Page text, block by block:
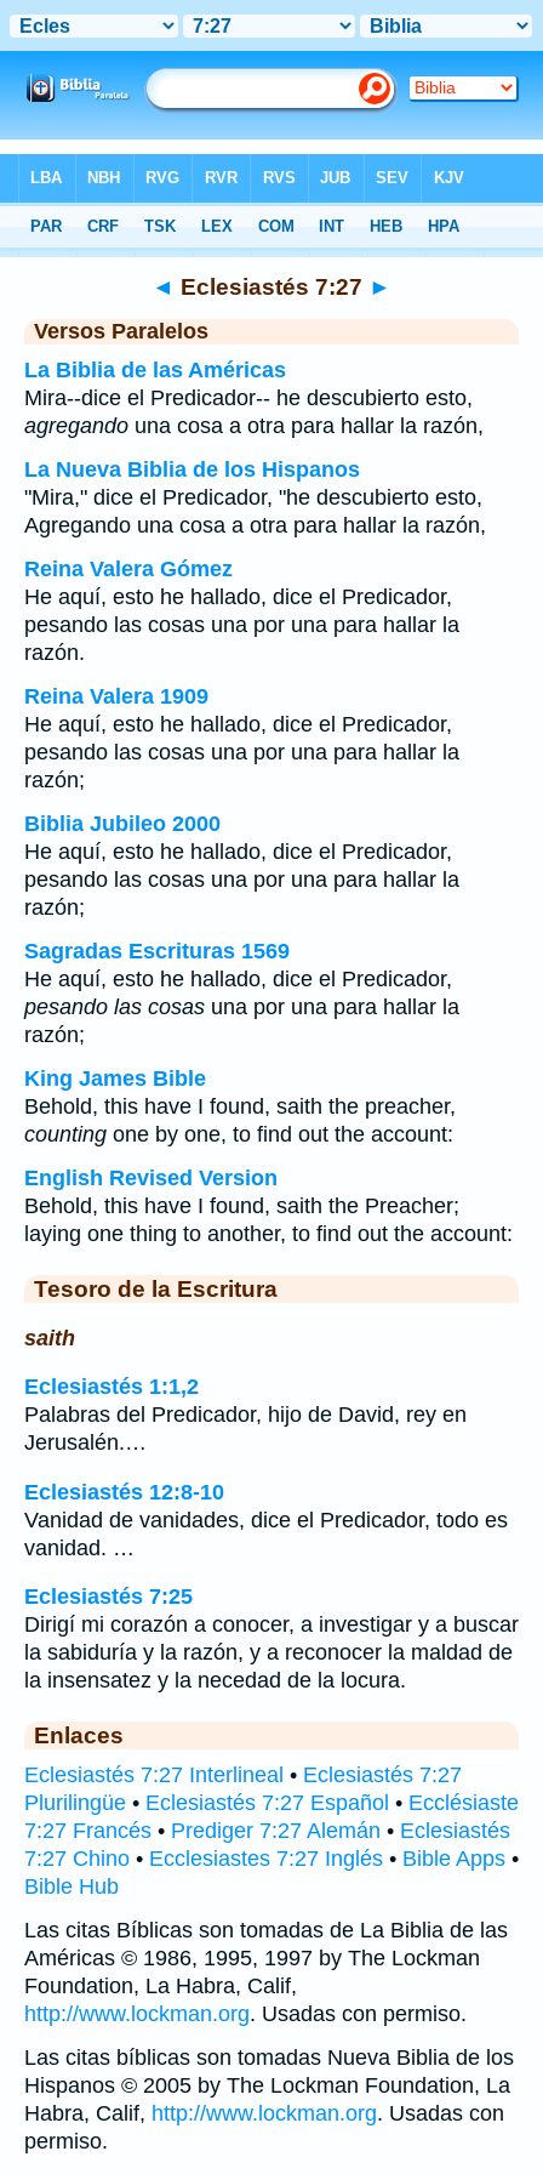
>Eclesiastés >Capítulo 7 > Verso 27
◄ Eclesiastés 7:27 ►
Versos Paralelos
La Biblia de las Américas
Mira--dice el Predicador-- he descubierto esto,
agregando una cosa a otra para hallar la razón,
La Nueva Biblia de los Hispanos
"Mira," dice el Predicador, "he descubierto esto,
Agregando una cosa a otra para hallar la razón,
Reina Valera Gómez
He aquí, esto he hallado, dice el Predicador,
pesando las cosas una por una para hallar la
razón.
Reina Valera 1909
He aquí, esto he hallado, dice el Predicador,
pesando las cosas una por una para hallar la
razón;
Biblia Jubileo 2000
He aquí, esto he hallado, dice el Predicador,
pesando las cosas una por una para hallar la
razón;
Sagradas Escrituras 1569
He aquí, esto he hallado, dice el Predicador,
pesando las cosas una por una para hallar la
razón;
King James Bible
Behold, this have I found, saith the preacher,
counting one by one, to find out the account:
English Revised Version
Behold, this have I found, saith the Preacher;
laying one thing to another, to find out the account:
Tesoro de la Escritura
saith
Eclesiastés 1:1,2
Palabras del Predicador, hijo de David, rey en
Jerusalén.…
Eclesiastés 12:8-10
Vanidad de vanidades, dice el Predicador, todo es
vanidad. …
Eclesiastés 7:25
Dirigí mi corazón a conocer, a investigar y a buscar
la sabiduría y la razón, y a reconocer la maldad de
la insensatez y la necedad de la locura.
Enlaces
Eclesiastés 7:27 Interlineal • Eclesiastés 7:27
Plurilingüe • Eclesiastés 7:27 Español • Ecclésiaste
7:27 Francés • Prediger 7:27 Alemán • Eclesiastés
7:27 Chino • Ecclesiastes 7:27 Inglés • Bible Apps •
Bible Hub
Las citas Bíblicas son tomadas de La Biblia de las
Américas © 1986, 1995, 1997 by The Lockman
Foundation, La Habra, Calif,
http://www.lockman.org. Usadas con permiso.
Las citas bíblicas son tomadas Nueva Biblia de los
Hispanos © 2005 by The Lockman Foundation, La
Habra, Calif, http://www.lockman.org. Usadas con
permiso.